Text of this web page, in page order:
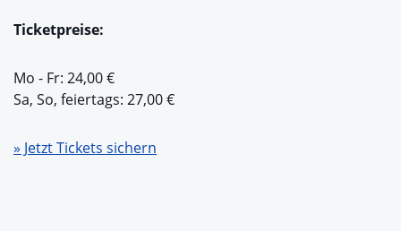
Ticketpreise:
Mo - Fr: 24,00 €
Sa, So, feiertags: 27,00 €
» Jetzt Tickets sichern